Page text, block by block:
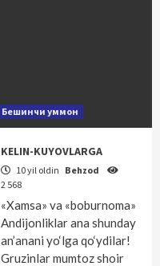
Бешинчи уммон
KELIN-KUYOVLARGA
10 yil oldin Behzod
2 568
«Xamsa» va «boburnoma»
Andijonliklar ana shunday
an’anani yo‘lga qo‘ydilar!
Gruzinlar mumtoz shoir